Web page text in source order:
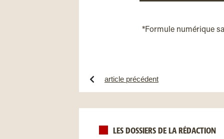
*Formule numérique
article précédent
LES DOSSIERS DE LA RÉDACTION